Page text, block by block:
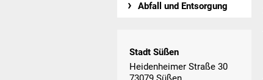
Abfall und Entsorgung
Stadt Süßen
Heidenheimer Straße 30